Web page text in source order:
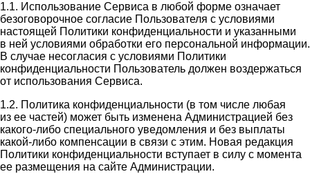
1.1. Использование Сервиса в любой форме означает
безоговорочное согласие Пользователя с условиями
настоящей Политики конфиденциальности и указанными
в ней условиями обработки его персональной информации.
В случае несогласия с условиями Политики
конфиденциальности Пользователь должен воздержаться
от использования Сервиса.
1.2. Политика конфиденциальности (в том числе любая
из ее частей) может быть изменена Администрацией без
какого-либо специального уведомления и без выплаты
какой-либо компенсации в связи с этим. Новая редакция
Политики конфиденциальности вступает в силу с момента
ее размещения на сайте Администрации.